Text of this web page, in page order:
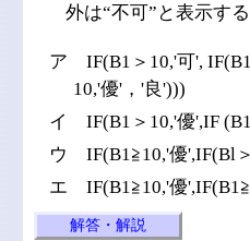
外は“不可”と表示す
ア IF(B1＞10,'可',
10,'優'，'良')))
イ IF(B1＞10,'優',IF
ウ IF(B1≧10,'優',IF(Bl
エ IF(B1≧10,'優
解答・解説